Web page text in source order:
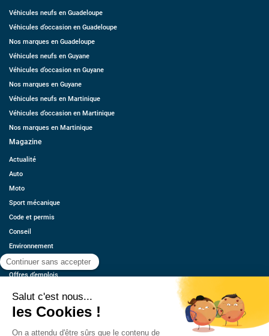
Véhicules neufs en Guadeloupe
Véhicules d’occasion en Guadeloupe
Nos marques en Guadeloupe
Véhicules neufs en Guyane
Véhicules d’occasion en Guyane
Nos marques en Guyane
Véhicules neufs en Martinique
Véhicules d’occasion en Martinique
Nos marques en Martinique
Magazine
Actualité
Auto
Moto
Sport mécanique
Code et permis
Conseil
Environnement
Économie
Offres d’emplois
Contact